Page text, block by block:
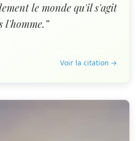
le monde qu'il s'agit
l'homme.”
Voir la citation →